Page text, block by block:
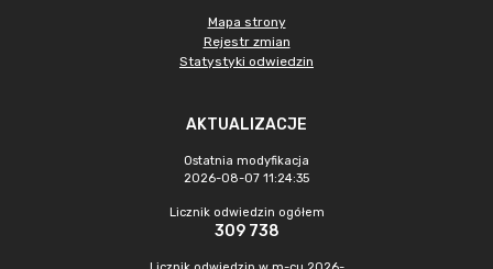
Mapa strony
Rejestr zmian
Statystyki odwiedzin
AKTUALIZACJE
Ostatnia modyfikacja
2026-08-07 11:24:35
Licznik odwiedzin ogółem
309 738